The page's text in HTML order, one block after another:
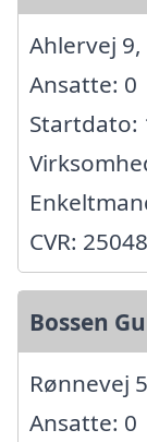
Ahlervej
Ansatte: 0
Startdato:
CVR:
Bossen
Rønnevej
Ansatte: 0